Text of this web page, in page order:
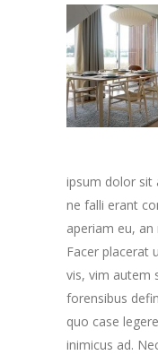
ipsum dolor sit
ne falli erant
aperiam eu,
Facer placerat
vis, vim autem
forensibus
quo case
inimicus ad.